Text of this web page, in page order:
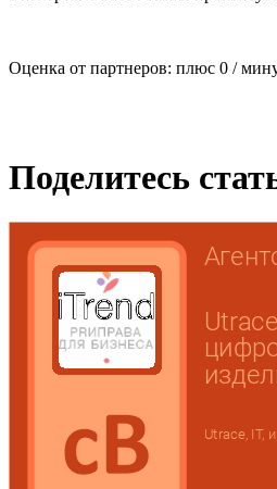
Оценка от партнеров: плюс 0 /
Поделитесь